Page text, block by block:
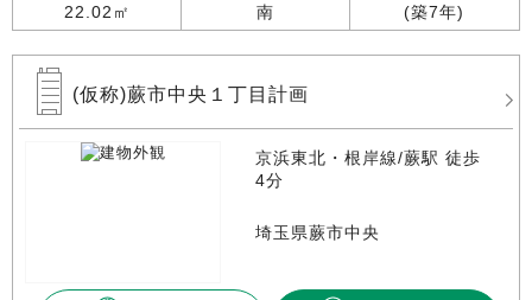
22.02㎡
南
(築7年)
(仮称)蕨市中央１丁目計画
京浜東北・根岸線/蕨駅 徒歩
4分
埼玉県蕨市中央